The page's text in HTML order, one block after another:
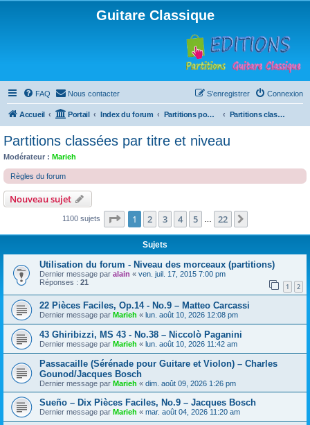
Guitare Classique
FAQ Nous contacter Connexion
S’enregistrer
Accueil Portail Index du forum Partitions pour guitare en libre téléchargement Partitions classées par titre et niveau
Partitions classées par titre et niveau
Modérateur : Marieh
Règles du forum
Nouveau sujet
1100 sujets Page 1sur22
1 2 3 4 5 22
Sujets
Utilisation du forum - Niveau des morceaux (partitions)
Dernier message par alain « ven. juil. 17, 2015 7:00 pm
Réponses : 21 1 2
22 Pièces Faciles, Op.14 - No.9 – Matteo Carcassi
Dernier message par Marieh « lun. août 10, 2026 12:08 pm
43 Ghiribizzi, MS 43 - No.38 – Niccolò Paganini
Dernier message par Marieh « lun. août 10, 2026 11:42 am
Passacaille (Sérénade pour Guitare et Violon) – Charles
Gounod/Jacques Bosch
Dernier message par Marieh « dim. août 09, 2026 1:26 pm
Sueño – Dix Pièces Faciles, No.9 – Jacques Bosch
Dernier message par Marieh « mar. août 04, 2026 11:20 am